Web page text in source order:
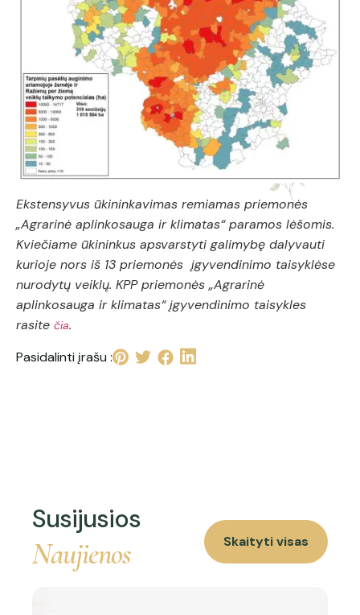
Ekstensyvus ūkininkavimas remiamas priemonės
„Agrarinė aplinkosauga ir klimatas“ paramos lėšomis.
Kviečiame ūkininkus apsvarstyti galimybę dalyvauti
kurioje nors iš 13 priemonės įgyvendinimo taisyklėse
nurodytų veiklų. KPP priemonės „Agrarinė
aplinkosauga ir klimatas“ įgyvendinimo taisykles
rasite čia.
Pasidalinti įrašu :
Susijusios
Naujienos Skaityti visas